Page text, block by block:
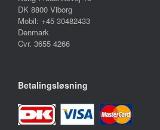
DK 8800 Viborg
Mobil: +45 30482433
Denmark
Cvr. 3655 4266
Betalingsløsning